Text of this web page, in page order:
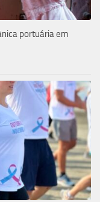
portuária em